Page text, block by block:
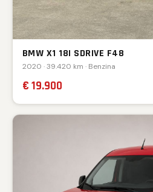
BMW X1 18I SDRIVE F48
2020 · 39.420 km · Benzina
€ 19.900